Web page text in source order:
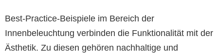
Best-Practice-Beispiele im Bereich der
Innenbeleuchtung verbinden die Funktionalität mit der
Ästhetik. Zu diesen gehören nachhaltige und